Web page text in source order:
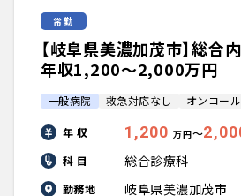
常勤
【岐阜県美濃加茂市】総合
年収1,200〜2,000万円
一般病院 救急対応なし オンコー
年 収 1,200 万円〜
科 目 総合診療科
勤務地 岐阜県美濃加茂市